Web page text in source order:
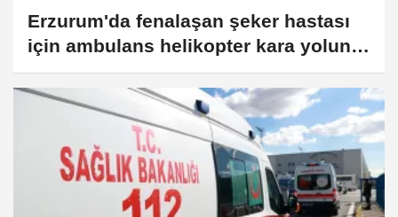
Erzurum'da fenalaşan şeker hastası
için ambulans helikopter kara yoluna
indi